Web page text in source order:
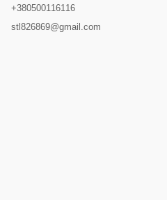
+380500116116
stl826869@gmail.com